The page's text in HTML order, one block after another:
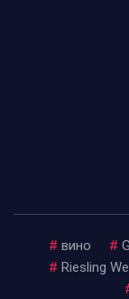
# вино #
# Riesling